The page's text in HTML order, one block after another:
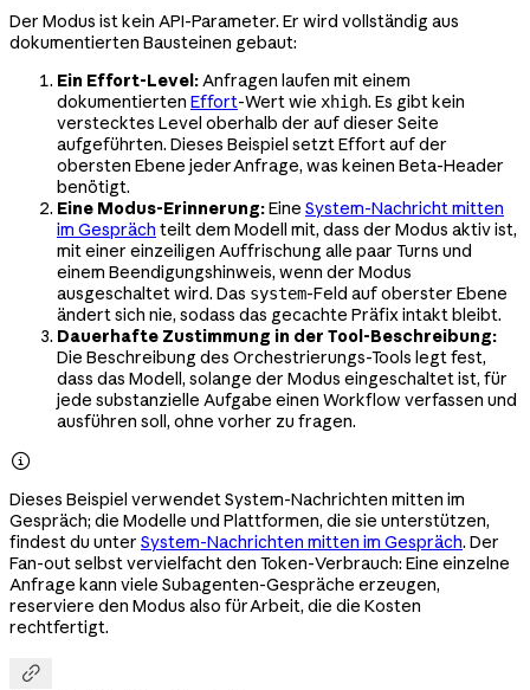
Der Modus ist kein API-Parameter. Er wird vollständig aus
dokumentierten Bausteinen gebaut:
Ein Effort-Level:Anfragen laufen mit einem
dokumentierten Effort-Wert wie xhigh. Es gibt kein
verstecktes Level oberhalb der auf dieser Seite
aufgeführten. Dieses Beispiel setzt Effort auf der
obersten Ebene jeder Anfrage, was keinen Beta-Header
benötigt.
Eine Modus-Erinnerung:Eine System-Nachricht mitten
im Gespräch teilt dem Modell mit, dass der Modus aktiv ist,
mit einer einzeiligen Auffrischung alle paar Turns und
einem Beendigungshinweis, wenn der Modus
ausgeschaltet wird. Das system-Feld auf oberster Ebene
ändert sich nie, sodass das gecachte Präfix intakt bleibt.
Dauerhafte Zustimmung in der Tool-Beschreibung:
Die Beschreibung des Orchestrierungs-Tools legt fest,
dass das Modell, solange der Modus eingeschaltet ist, für
jede substanzielle Aufgabe einen Workflow verfassen und
ausführen soll, ohne vorher zu fragen.

Dieses Beispiel verwendet System-Nachrichten mitten im
Gespräch; die Modelle und Plattformen, die sie unterstützen,
findest du unter System-Nachrichten mitten im Gespräch. Der
Fan-out selbst vervielfacht den Token-Verbrauch: Eine einzelne
Anfrage kann viele Subagenten-Gespräche erzeugen,
reserviere den Modus also für Arbeit, die die Kosten
rechtfertigt.
